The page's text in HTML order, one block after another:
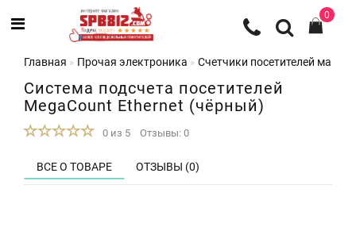
0
Главная Прочая электроника Счетчики посетителей
Система подсчета посетителей
MegaCount Ethernet (чёрный)
0 из 5 Отзывы: 0
ВСЕ О ТОВАРЕ ОТЗЫВЫ (0)